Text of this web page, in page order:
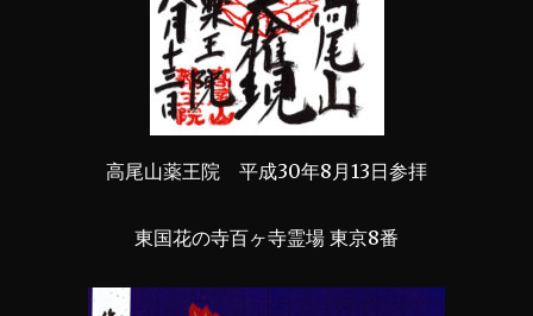
高尾山薬王院 平成30年8月13日参拝
東国花の寺百ヶ寺霊場 東京8番